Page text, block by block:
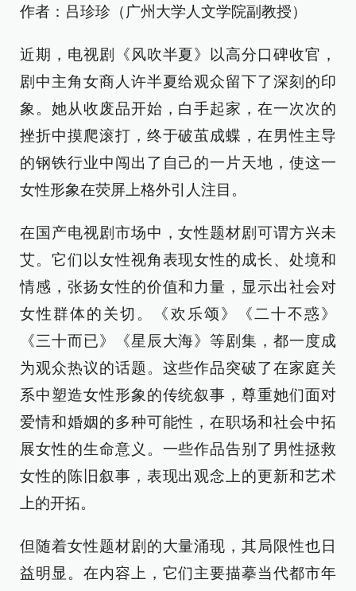
作者：吕珍珍（广州大学人文学院副教授）
近期，电视剧《风吹半夏》以高分口碑收官，
剧中主角女商人许半夏给观众留下了深刻的印
象。她从收废品开始，白手起家，在一次次的
挫折中摸爬滚打，终于破茧成蝶，在男性主导
的钢铁行业中闯出了自己的一片天地，使这一
女性形象在荧屏上格外引人注目。
在国产电视剧市场中，女性题材剧可谓方兴未
艾。它们以女性视角表现女性的成长、处境和
情感，张扬女性的价值和力量，显示出社会对
女性群体的关切。《欢乐颂》《二十不惑》
《三十而已》《星辰大海》等剧集，都一度成
为观众热议的话题。这些作品突破了在家庭关
系中塑造女性形象的传统叙事，尊重她们面对
爱情和婚姻的多种可能性，在职场和社会中拓
展女性的生命意义。一些作品告别了男性拯救
女性的陈旧叙事，表现出观念上的更新和艺术
上的开拓。
但随着女性题材剧的大量涌现，其局限性也日
益明显。在内容上，它们主要描摹当代都市年